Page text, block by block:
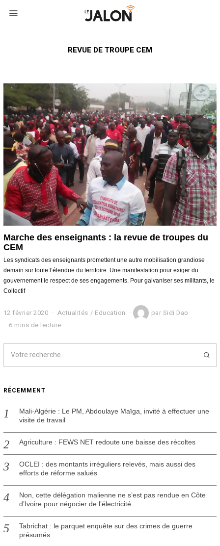
REVUE DE TROUPE CEM
Marche des enseignants : la revue de troupes du
CEM
Les syndicats des enseignants promettent une autre mobilisation grandiose
demain sur toute l’étendue du territoire. Une manifestation pour exiger du
gouvernement le respect de ses engagements. Pour galvaniser ses militants, le
Collectif
12 février 2020
2
f
r
i
2
0
Actualités / Education par Sidi Dao
6 mins de lecture
RÉCEMMENT
Mali-Algérie : Le PM, Abdoulaye Maïga, invité à effectuer une
visite de travail
Agriculture : FEWS NET redoute une baisse des récoltes
OCLEI : des montants irréguliers relevés, mais aussi des
efforts de réforme salués
Non, cette délégation malienne ne s’est pas rendue en Côte
d’Ivoire pour négocier de l’électricité
Tabrichat : le parquet enquête sur des crimes de guerre
présumés